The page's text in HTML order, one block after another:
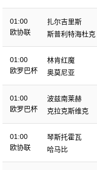
01:00
欧协联
扎尔吉里斯
斯普利特海杜克
01:00
欧罗巴杯
林肯红魔
奥莫尼亚
01:00
欧罗巴杯
波兹南莱赫
克拉克斯维克
01:00
欧协联
琴斯托霍瓦
哈马比